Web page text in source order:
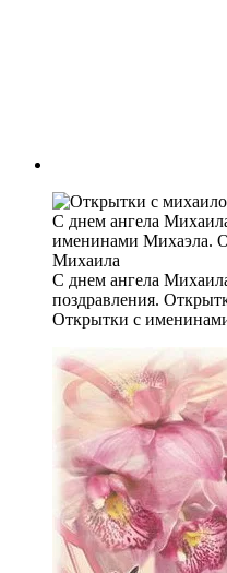
С днем ангела
поздравления.
Открытки с